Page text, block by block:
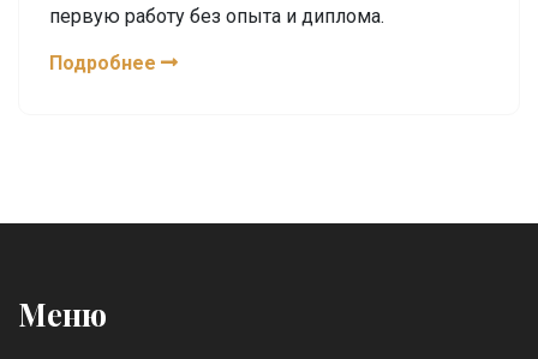
первую работу без опыта и диплома.
Подробнее
Меню